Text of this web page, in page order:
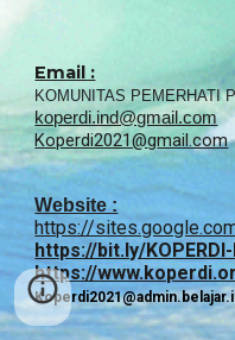
Email :
KOMUNITAS PEMERHATI
koperdi.ind@gmail.com
Koperdi2021@gmail.com
Website :
https://
https://bit.ly/KOPERDI-
https://